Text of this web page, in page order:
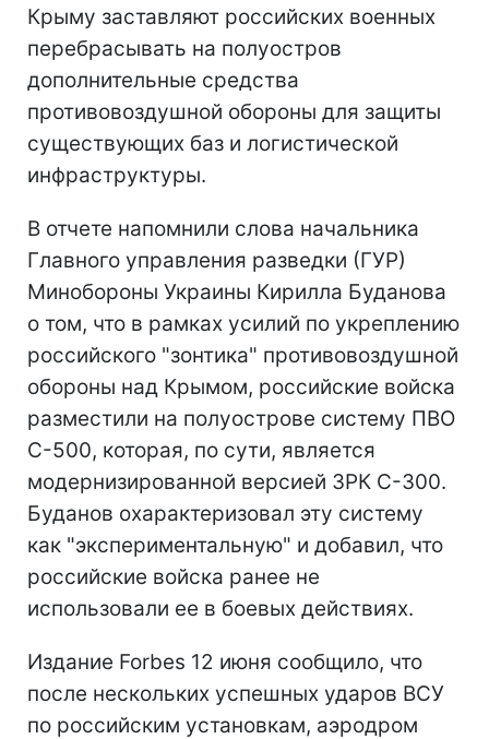
Крыму заставляют российских военных
перебрасывать на полуостров
дополнительные средства
противовоздушной обороны для защиты
существующих баз и логистической
инфраструктуры.
В отчете напомнили слова начальника
Главного управления разведки (ГУР)
Минобороны Украины Кирилла Буданова
о том, что в рамках усилий по укреплению
российского "зонтика" противовоздушной
обороны над Крымом, российские войска
разместили на полуострове систему ПВО
С-500, которая, по сути, является
модернизированной версией ЗРК С-300.
Буданов охарактеризовал эту систему
как "экспериментальную" и добавил, что
российские войска ранее не
использовали ее в боевых действиях.
Издание Forbes 12 июня сообщило, что
после нескольких успешных ударов ВСУ
по российским установкам, аэродром